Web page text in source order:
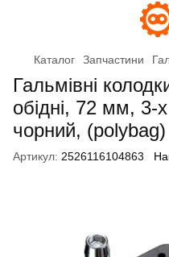
Каталог Запчастини
Гальмівні
обідні, 72 мм, 3-
чорний, (polybag)
Артикул: 2526116104863